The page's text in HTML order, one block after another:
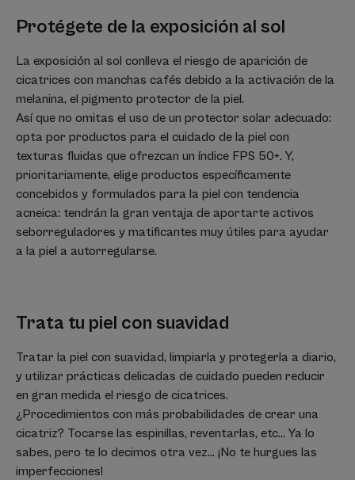
Protégete de la exposición al sol
La exposición al sol conlleva el riesgo de aparición de
cicatrices con manchas cafés debido a la activación de la
melanina, el pigmento protector de la piel.
Así que no omitas el uso de un protector solar adecuado:
opta por productos para el cuidado de la piel con
texturas fluidas que ofrezcan un índice FPS 50+. Y,
prioritariamente, elige productos específicamente
concebidos y formulados para la piel con tendencia
acneica: tendrán la gran ventaja de aportarte activos
seborreguladores y matificantes muy útiles para ayudar
a la piel a autorregularse.
Trata tu piel con suavidad
Tratar la piel con suavidad, limpiarla y protegerla a diario,
y utilizar prácticas delicadas de cuidado pueden reducir
en gran medida el riesgo de cicatrices.
¿Procedimientos con más probabilidades de crear una
cicatriz? Tocarse las espinillas, reventarlas, etc... Ya lo
sabes, pero te lo decimos otra vez... ¡No te hurgues las
imperfecciones!